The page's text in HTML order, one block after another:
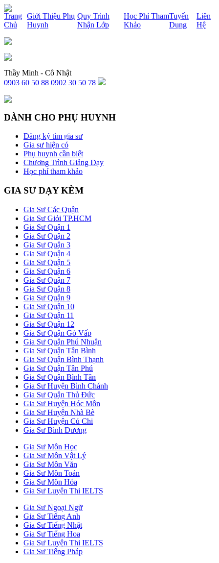
x
Trang
Chủ
Giới Thiệu Phụ
Huynh
Quy Trình
Nhận Lớp
Học Phí Tham
Khảo
Tuyển
Dụng
Liên
Hệ
Thầy Minh - Cô Nhật
0903 60 50 88 0902 30 50 78
DÀNH CHO PHỤ HUYNH
Đăng ký tìm gia sư
Gia sư hiện có
Phụ huynh cần biết
Chương Trình Giảng Dạy
Học phí tham khảo
GIA SƯ DẠY KÈM
Gia Sư Các Quận
Gia Sư Giỏi TP.HCM
Gia Sư Quận 1
Gia Sư Quận 2
Gia Sư Quận 3
Gia Sư Quận 4
Gia Sư Quận 5
Gia Sư Quận 6
Gia Sư Quận 7
Gia Sư Quận 8
Gia Sư Quận 9
Gia Sư Quận 10
Gia Sư Quận 11
Gia Sư Quận 12
Gia Sư Quận Gò Vấp
Gia Sư Quận Phú Nhuận
Gia Sư Quận Tân Bình
Gia Sư Quận Bình Thạnh
Gia Sư Quận Tân Phú
Gia Sư Quận Bình Tân
Gia Sư Huyện Bình Chánh
Gia Sư Quận Thủ Đức
Gia Sư Huyện Hóc Môn
Gia Sư Huyện Nhà Bè
Gia Sư Huyện Củ Chi
Gia Sư Bình Dương
Gia Sư Môn Học
Gia Sư Môn Vật Lý
Gia Sư Môn Văn
Gia Sư Môn Toán
Gia Sư Môn Hóa
Gia Sư Luyện Thi IELTS
Gia Sư Ngoại Ngữ
Gia Sư Tiếng Anh
Gia Sư Tiếng Nhật
Gia Sư Tiếng Hoa
Gia Sư Luyện Thi IELTS
Gia Sư Tiếng Pháp